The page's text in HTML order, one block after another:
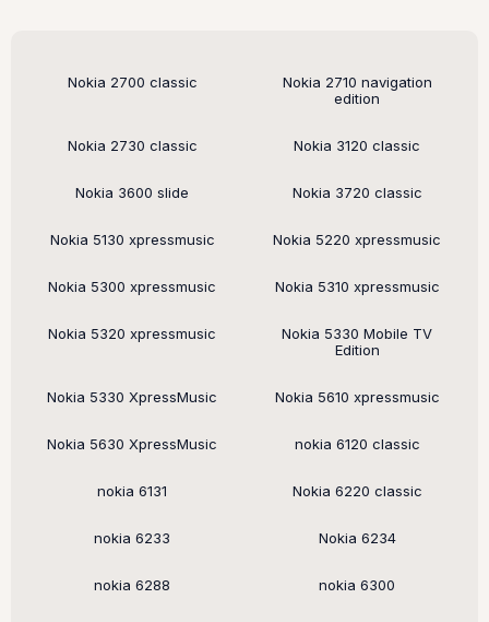
Поддерживаемые модели
Nokia 2700 classic
Nokia 2710 navigation
edition
Nokia 2730 classic Nokia 3120 classic
Nokia 3600 slide Nokia 3720 classic
Nokia 5130 xpressmusic Nokia 5220 xpressmusic
Nokia 5300 xpressmusic Nokia 5310 xpressmusic
Nokia 5320 xpressmusic
Nokia 5330 Mobile TV
Edition
Nokia 5330 XpressMusic Nokia 5610 xpressmusic
Nokia 5630 XpressMusic nokia 6120 classic
nokia 6131 Nokia 6220 classic
nokia 6233 Nokia 6234
nokia 6288 nokia 6300